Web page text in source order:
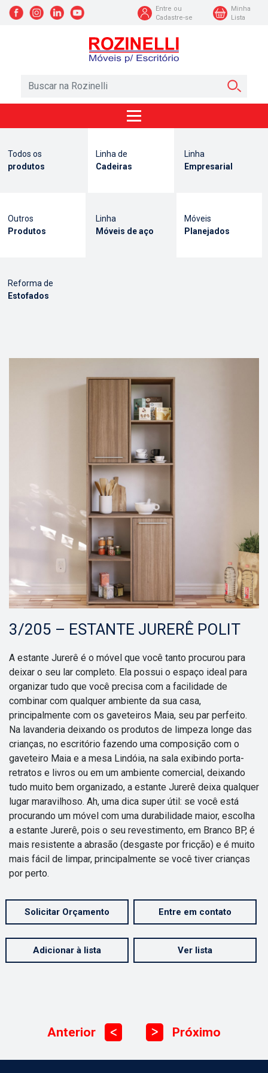
Entre ou
Cadastre-se
Minha
Lista
Todos os
produtos
Linha de
Cadeiras
Linha
Empresarial
Outros
Produtos
Linha
Móveis de aço
Móveis
Planejados
Reforma de
Estofados
3/205 – ESTANTE JURERÊ POLIT
A estante Jurerê é o móvel que você tanto procurou para
deixar o seu lar completo. Ela possui o espaço ideal para
organizar tudo que você precisa com a facilidade de
combinar com qualquer ambiente da sua casa,
principalmente com os gaveteiros Maia, seu par perfeito.
Na lavanderia deixando os produtos de limpeza longe das
crianças, no escritório fazendo uma composição com o
gaveteiro Maia e a mesa Lindóia, na sala exibindo porta-
retratos e livros ou em um ambiente comercial, deixando
tudo muito bem organizado, a estante Jurerê deixa qualquer
lugar maravilhoso. Ah, uma dica super útil: se você está
procurando um móvel com uma durabilidade maior, escolha
a estante Jurerê, pois o seu revestimento, em Branco BP, é
mais resistente a abrasão (desgaste por fricção) e é muito
mais fácil de limpar, principalmente se você tiver crianças
por perto.
Solicitar Orçamento Entre em contato
Adicionar à lista Ver lista
Anterior ᐳ ᐳ Próximo